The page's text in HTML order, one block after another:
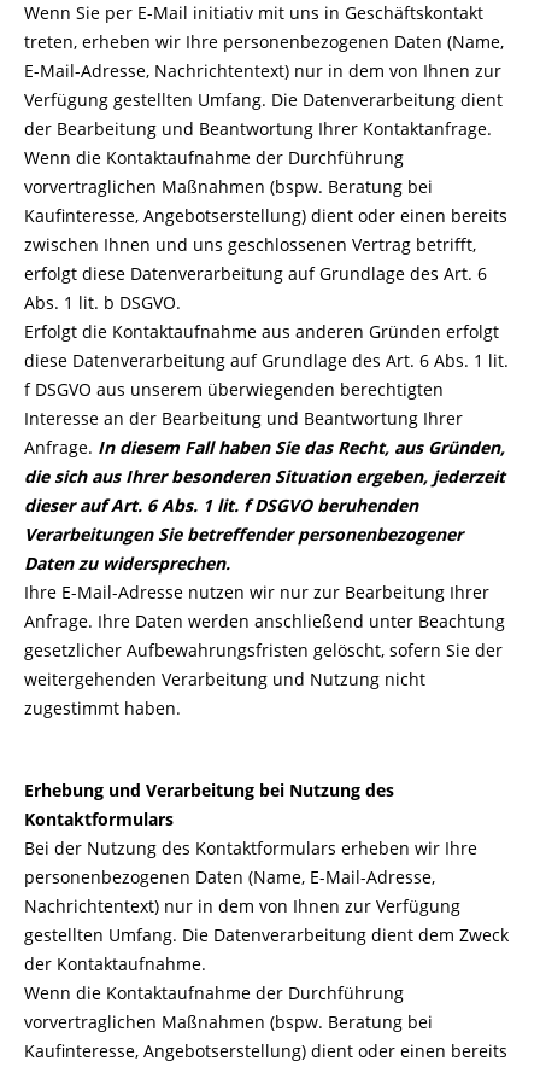
Wenn Sie per E-Mail initiativ mit uns in Geschäftskontakt
treten, erheben wir Ihre personenbezogenen Daten (Name,
E-Mail-Adresse, Nachrichtentext) nur in dem von Ihnen zur
Verfügung gestellten Umfang. Die Datenverarbeitung dient
der Bearbeitung und Beantwortung Ihrer Kontaktanfrage.
Wenn die Kontaktaufnahme der Durchführung
vorvertraglichen Maßnahmen (bspw. Beratung bei
Kaufinteresse, Angebotserstellung) dient oder einen bereits
zwischen Ihnen und uns geschlossenen Vertrag betrifft,
erfolgt diese Datenverarbeitung auf Grundlage des Art. 6
Abs. 1 lit. b DSGVO.
Erfolgt die Kontaktaufnahme aus anderen Gründen erfolgt
diese Datenverarbeitung auf Grundlage des Art. 6 Abs. 1 lit.
f DSGVO aus unserem überwiegenden berechtigten
Interesse an der Bearbeitung und Beantwortung Ihrer
Anfrage. In diesem Fall haben Sie das Recht, aus Gründen,
die sich aus Ihrer besonderen Situation ergeben, jederzeit
dieser auf Art. 6 Abs. 1 lit. f DSGVO beruhenden
Verarbeitungen Sie betreffender personenbezogener
Daten zu widersprechen.
Ihre E-Mail-Adresse nutzen wir nur zur Bearbeitung Ihrer
Anfrage. Ihre Daten werden anschließend unter Beachtung
gesetzlicher Aufbewahrungsfristen gelöscht, sofern Sie der
weitergehenden Verarbeitung und Nutzung nicht
zugestimmt haben.
Erhebung und Verarbeitung bei Nutzung des
Kontaktformulars
Bei der Nutzung des Kontaktformulars erheben wir Ihre
personenbezogenen Daten (Name, E-Mail-Adresse,
Nachrichtentext) nur in dem von Ihnen zur Verfügung
gestellten Umfang. Die Datenverarbeitung dient dem Zweck
der Kontaktaufnahme.
Wenn die Kontaktaufnahme der Durchführung
vorvertraglichen Maßnahmen (bspw. Beratung bei
Kaufinteresse, Angebotserstellung) dient oder einen bereits